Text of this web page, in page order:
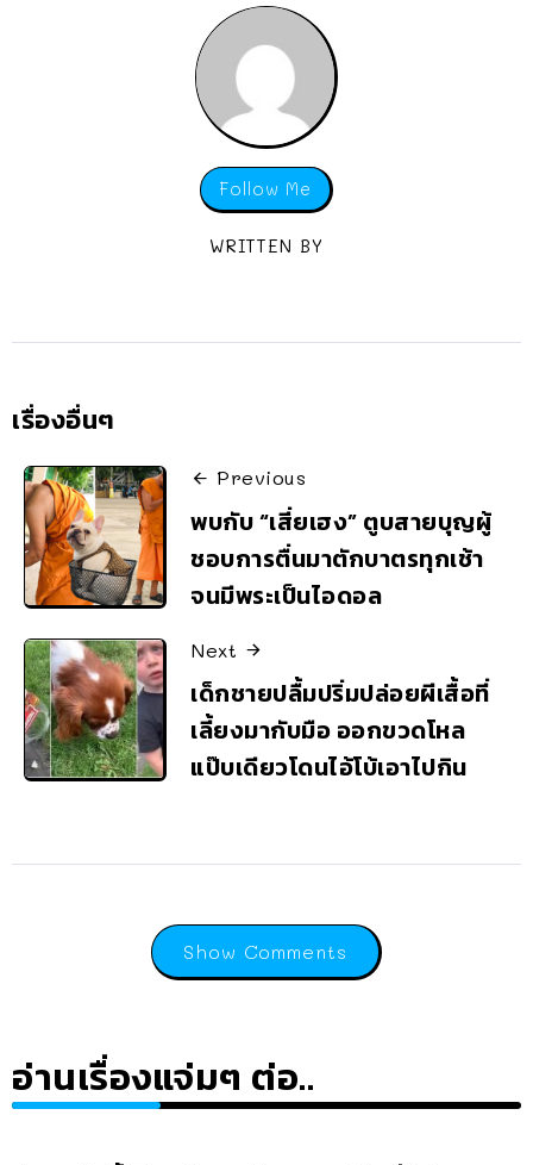
Follow Me
WRITTEN BY
เรื่องอื่นๆ
Previous
พบกับ “เสี่ยเฮง” ตูบสายบุญผู้
ชอบการตื่นมาตักบาตรทุกเช้า
จนมีพระเป็นไอดอล
Next
เด็กชายปลื้มปริ่มปล่อยผีเสื้อที่
เลี้ยงมากับมือ ออกขวดโหล
แป๊บเดียวโดนไอ้โบ้เอาไปกิน
Show Comments
อ่านเรื่องแจ่มๆ ต่อ..